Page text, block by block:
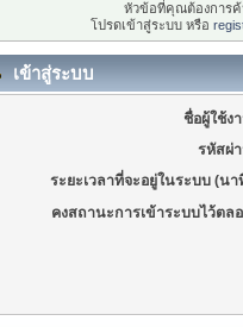
หัวข้อที่คุณต้องการ
โปรดเข้าสู่ระบบ หรือ
เข้าสู่ระบบ
ชื่อผู้ใช้ง
รหัสผ่
ระยะเวลาที่จะอยู่ในระบบ (นา
คงสถานะการเข้าระบบไว้ตล